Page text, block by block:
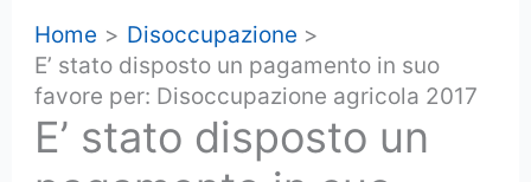
Home
Disoccupazione
E’ stato disposto un pagamento in suo
favore per: Disoccupazione agricola 2017
E’ stato disposto un